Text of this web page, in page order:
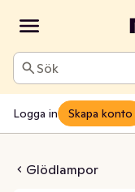
Sök
Logga in Skapa konto
Glödlampor
806lm (60W) Klar